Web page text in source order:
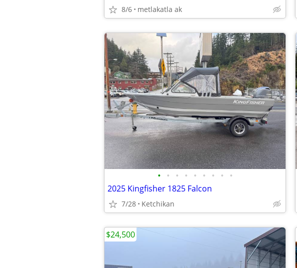
8/6 metlakatla ak
• • • • • • • • •
2025 Kingfisher 1825 Falcon
7/28 Ketchikan
$24,500